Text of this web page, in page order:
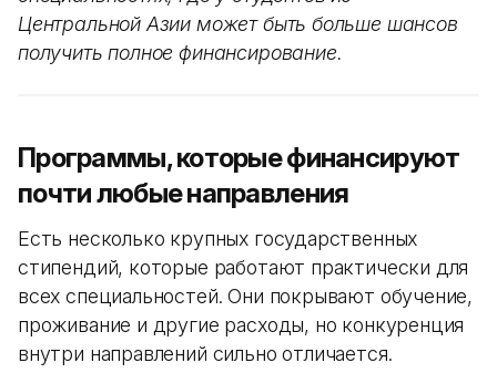
Центральной Азии может быть больше шансов
получить полное финансирование.
Программы, которые финансируют
почти любые направления
Есть несколько крупных государственных
стипендий, которые работают практически для
всех специальностей. Они покрывают обучение,
проживание и другие расходы, но конкуренция
внутри направлений сильно отличается.